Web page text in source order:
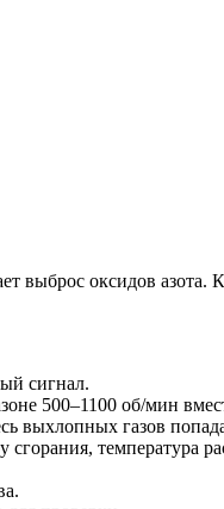
оксидов азота.
сигнал.
500–1100 об/мин
выхлопных газов
температура